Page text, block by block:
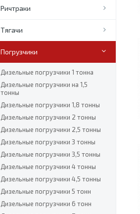
Ричтраки
Тягачи
Погрузчики
Дизельные погрузчики 1 тонна
Дизельные погрузчики на 1,5
тонны
Дизельные погрузчики 1,8 тонны
Дизельные погрузчики 2 тонны
Дизельные погрузчики 2,5 тонны
Дизельные погрузчики 3 тонны
Дизельные погрузчики 3,5 тонны
Дизельные погрузчики 4 тонны
Дизельные погрузчики 4,5 тонны
Дизельные погрузчики 5 тонн
Дизельные погрузчики 6 тонн